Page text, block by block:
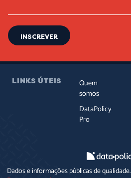
INSCREVER
LINKS ÚTEIS
Quem
somos
DataPolicy
Pro
Dados e informações públicas de qualidade.